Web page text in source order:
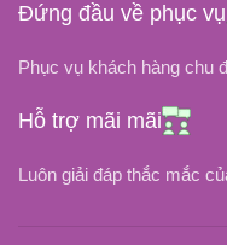
LOẠI PIN Li-Ion
Đứng đầu về phục vụ
Phục vụ khách hàng chu
Hỗ trợ mãi mãi
Luôn giải đáp thắc mắc